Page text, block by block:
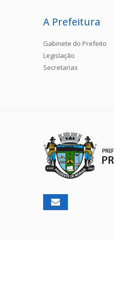
A Prefeitura
Gabinete do Prefeito
Legislação
Secretarias